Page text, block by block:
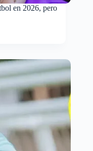
en 2026, pero